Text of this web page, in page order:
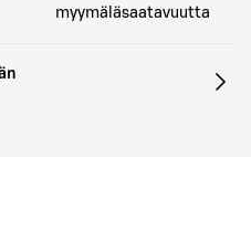
myymäläsaatavuutta